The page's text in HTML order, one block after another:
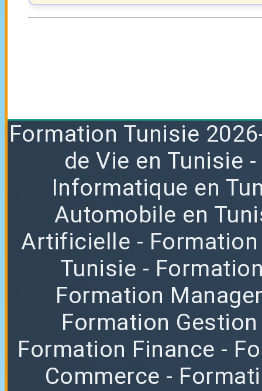
Formation Tunisie
de Vie en Tunisie -
Informatique en
Automobile en
Artificielle -
Tunisie -
Formation
Formation Gestion
Formation Finance -
Commerce -